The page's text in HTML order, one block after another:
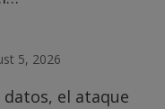
5, 2026
el ataque